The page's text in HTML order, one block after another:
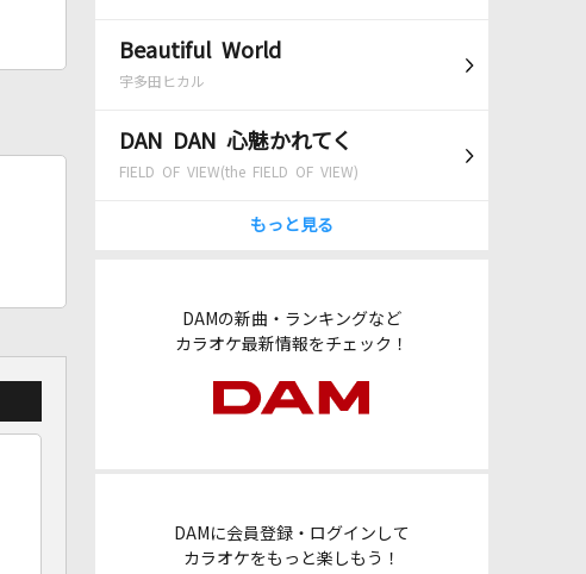
Beautiful World
宇多田ヒカル
DAN DAN 心魅かれてく
FIELD OF VIEW(the FIELD OF VIEW)
もっと見る
DAMの新曲・ランキングなど
カラオケ最新情報をチェック！
DAMに会員登録・ログインして
カラオケをもっと楽しもう！